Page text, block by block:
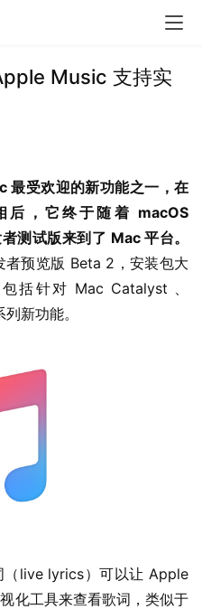
Music 支持实
最受欢迎的新功能之一，在
，它终于随着 macOS
测试版来到了 Mac 平台。
者预览版 Beta 2，安装包大
括针对 Mac Catalyst 、
新功能。
（live lyrics）可以让 Apple
化工具来查看歌词，类似于